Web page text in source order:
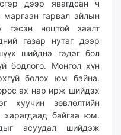
дээр явагдсан ч
маргаан гарвал айлын
гэсэн ноцтой заалт
газар нутаг дээр
шийднэ гэдэг бол
бодлого. Монгол хүн
болох юм байна.
ах нар ирж шийдэх
хуучин зөвлөлтийн
харагдаад байгаа юм.
асуудал шийдэж